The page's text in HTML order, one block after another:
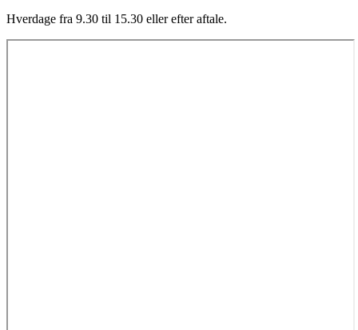
Hverdage fra 9.30 til 15.30 eller efter aftale.